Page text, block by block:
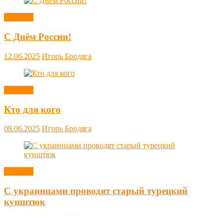
С Днём России!
12.06.2025 Игорь Бродяга
Кто для кого
08.06.2025 Игорь Бродяга
С украинцами проводят старый турецкий
кунштюк